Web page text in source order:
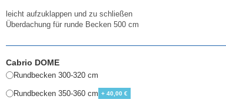
leicht aufzuklappen und zu schließen
Überdachung für runde Becken 500 cm
Cabrio DOME
Rundbecken 300-320 cm
Rundbecken 350-360 cm + 40,00 €